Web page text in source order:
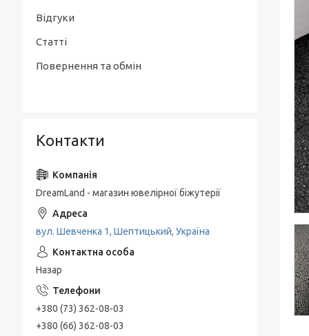
Відгуки
Статті
Повернення та обмін
Контакти
DreamLand - магазин ювелірної біжутерії
вул. Шевченка 1, Шептицький, Україна
Назар
+380 (73) 362-08-03
+380 (66) 362-08-03